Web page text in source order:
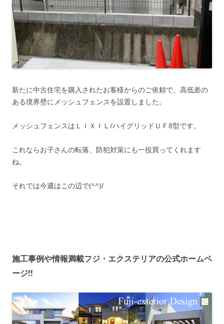
新たに中古住宅を購入されたお客様からのご依頼で、高低差の
ある境界壁にメッシュフェンスを設置しました。
メッシュフェンスはＬＩＸＩＬ/ハイグリッドＵＦ8型です。
これならお子さんの転落、防犯対策にも一役買ってくれます
ね。
それでは今週はこの辺で(^^)/
施工事例や情報満載フジ・エクステリアの公式ホームペ
ージ!!